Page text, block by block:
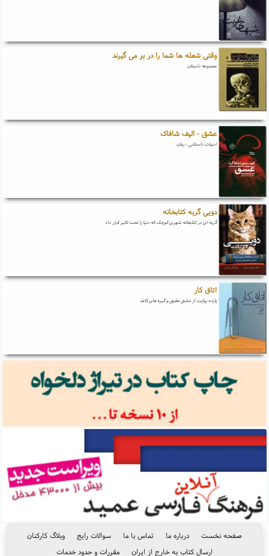
وقتی شعله ها شما را در بر می گیرند
مجموعه داستان
عشق - الیف شافاک
ادبیات داستانی - رمان
دویی گربه کتابخانه
گربه ای در کتابخانه شهری کوچک که دنیا را تحت تاثیر قرار داد
اتاق کار
یازده روایت از عشق تعلیق و گیره های کاغذ
صفحه نخست درباره ما تماس با ما سوالات رایج
وبلاگ کارکنان
ارسال کتاب به خارج از ایران
مقررات و حدود خدمات